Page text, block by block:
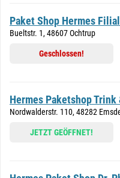
Paket Shop Hermes
Bueltstr. 1, 48607 Ochtrup
Geschlossen!
Hermes Paketshop Trink
Nordwalderstr. 110, 48282
JETZT GEÖFFNET!